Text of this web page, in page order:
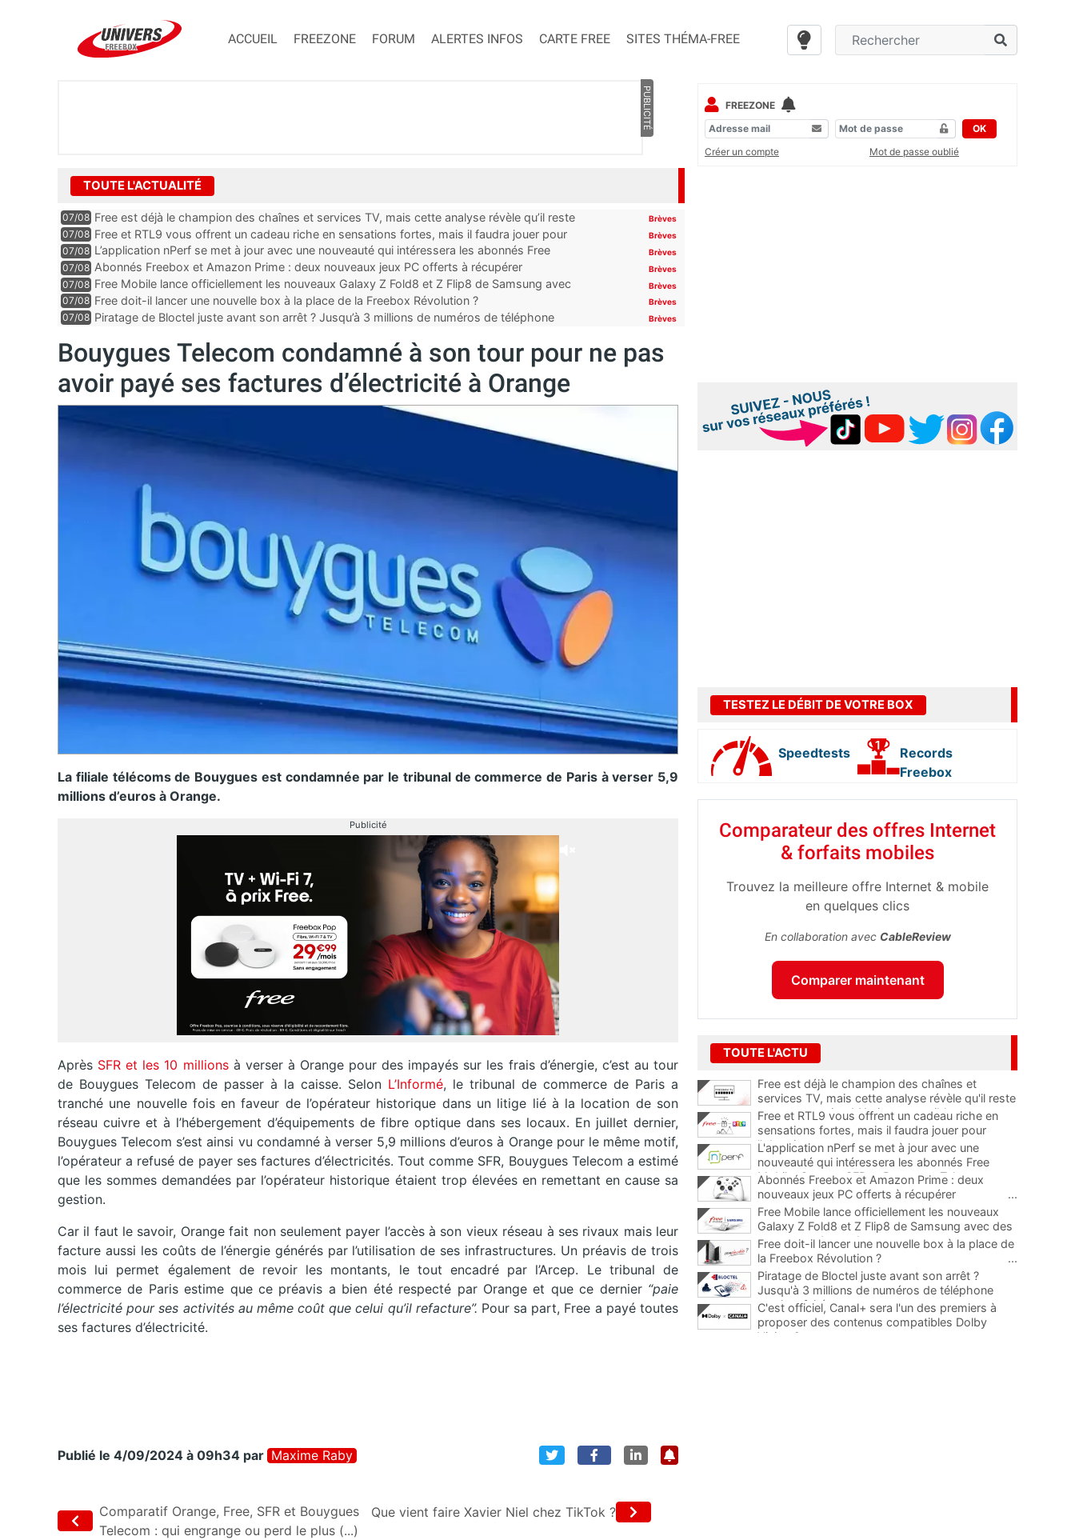
ACCUEIL FREEZONE FORUM ALERTES INFOS CARTE FREE SITES THÉMA-FREE
PUBLICITÉ
TOUTE L'ACTUALITÉ
07/08 Free est déjà le champion des chaînes et services TV, mais cette analyse révèle qu’il reste
encore au moin...
Brèves
07/08 Free et RTL9 vous offrent un cadeau riche en sensations fortes, mais il faudra jouer pour
l’obtenir
Brèves
07/08 L’application nPerf se met à jour avec une nouveauté qui intéressera les abonnés Free
Mobile, Orange, SFR ...
Brèves
07/08 Abonnés Freebox et Amazon Prime : deux nouveaux jeux PC offerts à récupérer Brèves
07/08 Free Mobile lance officiellement les nouveaux Galaxy Z Fold8 et Z Flip8 de Samsung avec
des promos et des cadeaux
Brèves
07/08 Free doit-il lancer une nouvelle box à la place de la Freebox Révolution ? Brèves
07/08 Piratage de Bloctel juste avant son arrêt ? Jusqu’à 3 millions de numéros de téléphone
Brèves
Bouygues Telecom condamné à son tour pour ne pas
avoir payé ses factures d’électricité à Orange
La filiale télécoms de Bouygues est condamnée par le tribunal de commerce de Paris à verser 5,9
millions d’euros à Orange.
Publicité
Après SFR et les 10 millionsà verser à Orange pour des impayés sur les frais d’énergie, c’est au tour
de Bouygues Telecom de passer à la caisse. Selon L’Informé, le tribunal de commerce de Paris a
tranché une nouvelle fois en faveur de l’opérateur historique dans un litige lié à la location de son
réseau cuivre et à l’hébergement d’équipements de fibre optique dans ses locaux. En juillet dernier,
Bouygues Telecom s’est ainsi vu condamné à verser 5,9 millions d’euros à Orange pour le même motif,
l’opérateur a refusé de payer ses factures d’électricités. Tout comme SFR, Bouygues Telecom a estimé
que les sommes demandées par l’opérateur historique étaient trop élevées en remettant en cause sa
gestion.
Car il faut le savoir, Orange fait non seulement payer l’accès à son vieux réseau à ses rivaux mais leur
facture aussi les coûts de l’énergie générés par l’utilisation de ses infrastructures. Un préavis de trois
mois lui permet également de revoir les montants, le tout encadré par l’Arcep. Le tribunal de
commerce de Paris estime que ce préavis a bien été respecté par Orange et que ce dernier “paie
l’électricité pour ses activités au même coût que celui qu’il refacture”. Pour sa part, Free a payé toutes
ses factures d’électricité.
Publié le 4/09/2024 à 09h34 par Maxime Raby
Comparatif Orange, Free, SFR et Bouygues
Telecom : qui engrange ou perd le plus (...)
Que vient faire Xavier Niel chez TikTok ?
FREEZONE
OK
Créer un compte
Mot de passe oublié
TESTEZ LE DÉBIT DE VOTRE BOX
Speedtests
Records
Freebox
Comparateur des offres Internet
& forfaits mobiles
Trouvez la meilleure offre Internet & mobile
en quelques clics
En collaboration avec CableReview
Comparer maintenant
TOUTE L'ACTU
Free est déjà le champion des chaînes et
services TV, mais cette analyse révèle qu'il reste
encore au moins 141 ajouts possibles
Free et RTL9 vous offrent un cadeau riche en
sensations fortes, mais il faudra jouer pour
l'obtenir
L'application nPerf se met à jour avec une
nouveauté qui intéressera les abonnés Free
Mobile, Orange, SFR et Bouygues Telecom
Abonnés Freebox et Amazon Prime : deux
nouveaux jeux PC offerts à récupérer
...
Free Mobile lance officiellement les nouveaux
Galaxy Z Fold8 et Z Flip8 de Samsung avec des
promos et des cadeaux
...
Free doit-il lancer une nouvelle box à la place de
la Freebox Révolution ?
...
Piratage de Bloctel juste avant son arrêt ?
Jusqu'à 3 millions de numéros de téléphone
auraient fuité
C'est officiel, Canal+ sera l'un des premiers à
proposer des contenus compatibles Dolby
Vision 2